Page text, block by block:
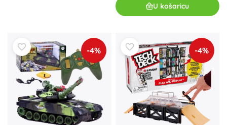
U košaricu
-4% -4%